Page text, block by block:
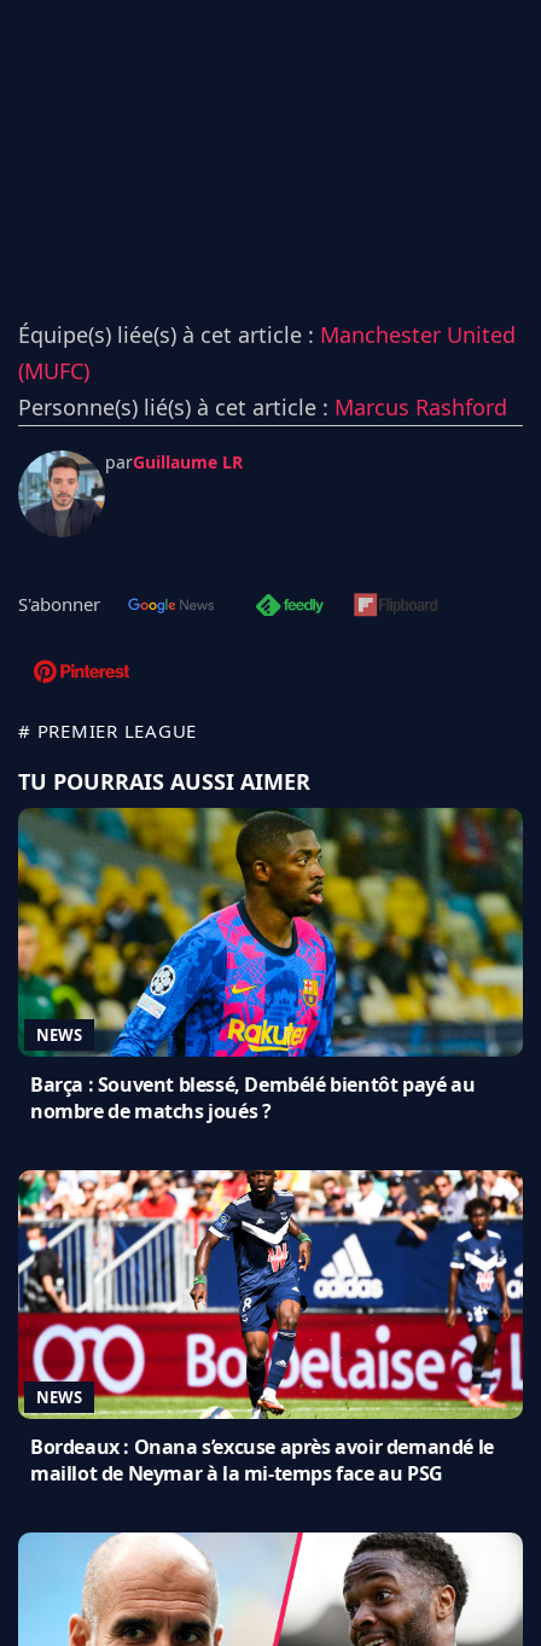
Équipe(s) liée(s) à cet article : Manchester United
(MUFC)
Personne(s) lié(s) à cet article : Marcus Rashford
parGuillaume LR
S'abonner
# PREMIER LEAGUE
TU POURRAIS AUSSI AIMER
NEWS
Barça : Souvent blessé, Dembélé bientôt payé au
nombre de matchs joués ?
NEWS
Bordeaux : Onana s’excuse après avoir demandé le
maillot de Neymar à la mi-temps face au PSG